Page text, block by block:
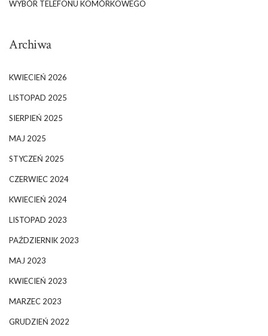
WYBÓR TELEFONU KOMÓRKOWEGO
Archiwa
KWIECIEŃ 2026
LISTOPAD 2025
SIERPIEŃ 2025
MAJ 2025
STYCZEŃ 2025
CZERWIEC 2024
KWIECIEŃ 2024
LISTOPAD 2023
PAŹDZIERNIK 2023
MAJ 2023
KWIECIEŃ 2023
MARZEC 2023
GRUDZIEŃ 2022